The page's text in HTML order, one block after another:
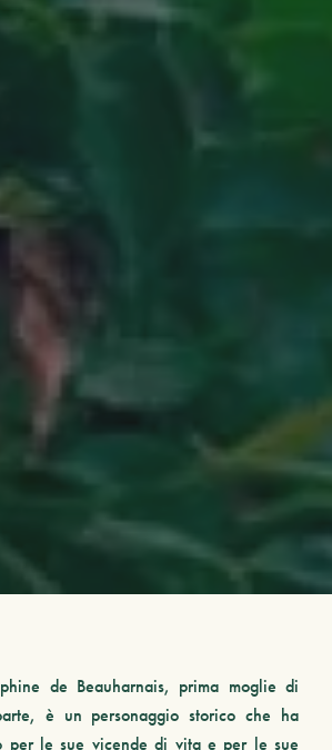
de Beauharnais, prima moglie di
è un personaggio storico che ha
per le sue vicende di vita e per le sue